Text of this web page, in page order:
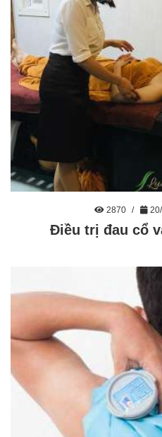
2870
Điều trị đau cổ